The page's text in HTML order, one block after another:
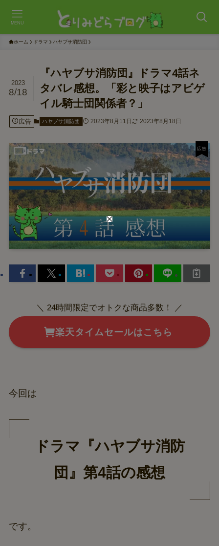
MENU
ホーム ドラマ ハヤブサ消防団
『ハヤブサ消防団』ドラマ4話ネ
タバレ感想。「彩と映子はアビゲ
イル騎士団関係者？」
2023
8/18
広告 ハヤブサ消防団 2023年8月11日 2023年8月18日
＼ 24時間限定でオトクな商品多数！ ／
楽天タイムセールはこちら
今回は
ドラマ『ハヤブサ消防
団』第4話の感想
です。